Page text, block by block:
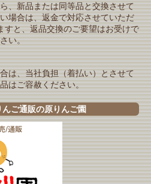
、新品または同等品と交換させて
場合は、返金で対応させていただ
すと、返品交換のご要望はお受けで
い。
は、当社負担（着払い）とさせて
はご容赦ください。
ご通販の原りんご園